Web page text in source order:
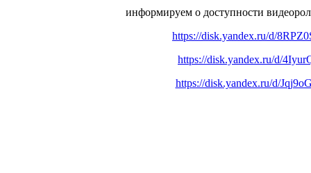
информируем о доступности
https://disk.yandex.ru/d/
https://disk.yandex.ru/d/
https://disk.yandex.ru/d/